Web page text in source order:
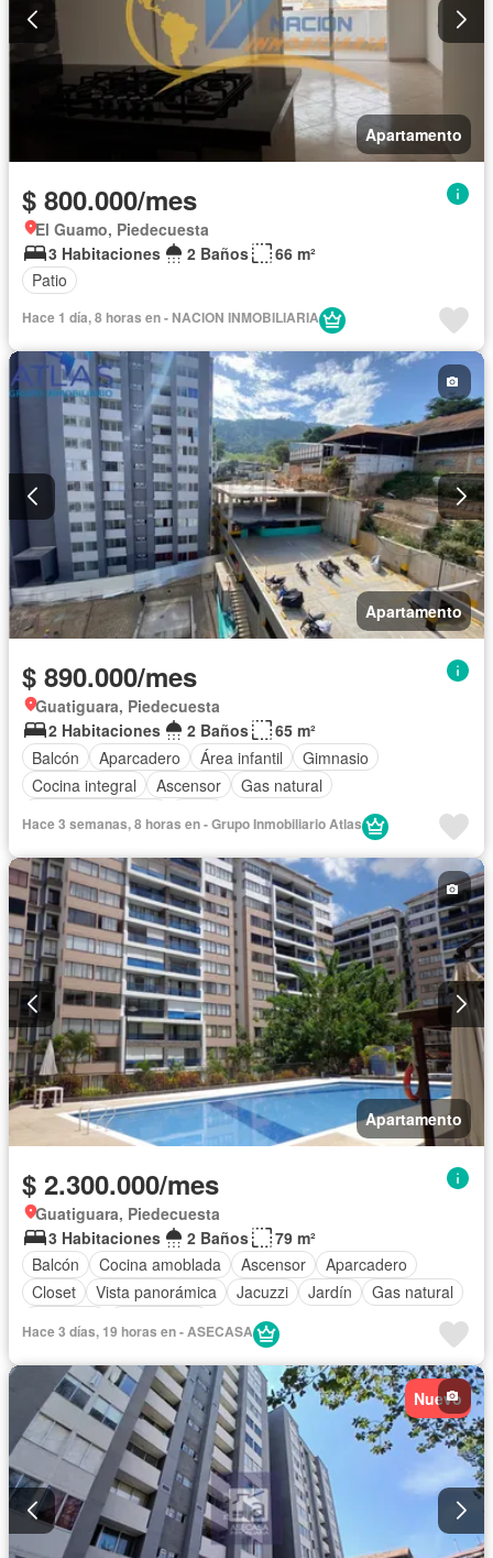
Apartamento
$ 800.000/mes
El Guamo, Piedecuesta
3 Habitaciones
2 Baños
66 m²
Patio
Hace 1 día, 8 horas en - NACION INMOBILIARIA
Apartamento
$ 890.000/mes
Guatiguara, Piedecuesta
2 Habitaciones
2 Baños
65 m²
Balcón
Aparcadero Área infantil
Gimnasio
Cocina integral
Ascensor
Gas natural
Hace 3 semanas, 8 horas en - Grupo Inmobiliario Atlas
Apartamento
$ 2.300.000/mes
Guatiguara, Piedecuesta
3 Habitaciones
2 Baños
79 m²
Balcón
Cocina amoblada Ascensor
Aparcadero
Closet
Vista panorámica Jacuzzi Jardín
Gas natural
Hace 3 días, 19 horas en - ASECASA
Nuevo